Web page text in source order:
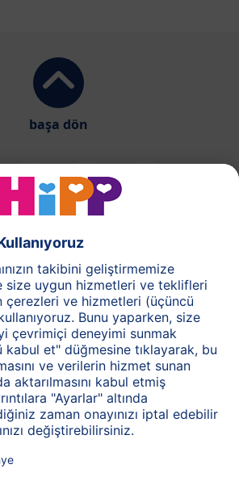
başa dön
HiPP Ek Gıda
Bakım
HiPP Hamilelik
Genel Kullanım Şartları
Baskı
HiPP Hakkında
İletişim